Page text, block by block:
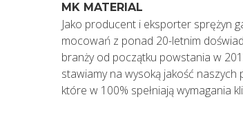
MK MATERIAL
Jako producent i eksporter sprężyn
mocowań z ponad 20-letnim
branży od początku powstania w
stawiamy na wysoką jakość naszych
które w 100% spełniają wymagania